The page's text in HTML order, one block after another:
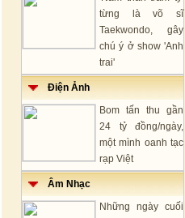
từng là võ sĩ
Taekwondo, gây
chú ý ở show 'Anh
trai'
Điện Ảnh
Bom tấn thu gần
24 tỷ đồng/ngày,
một mình oanh tạc
rạp Việt
Âm Nhạc
Những ngày cuối